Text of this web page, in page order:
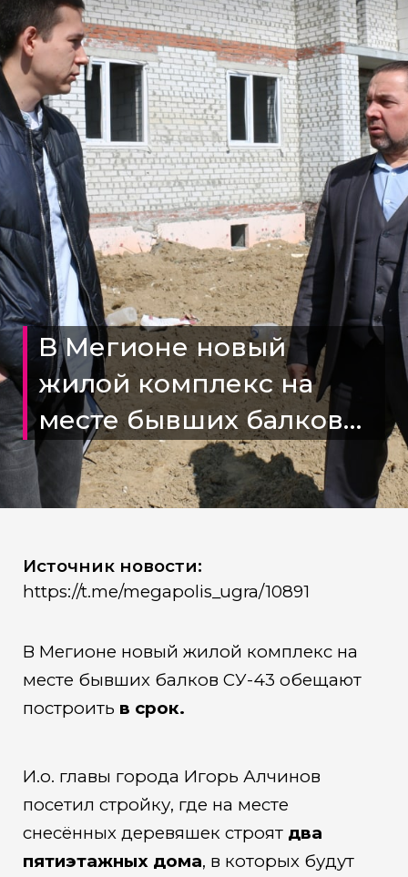
В Мегионе новый
жилой комплекс на
месте бывших балков
СУ-43 обещают
построить в срок
Источник новости:
https://t.me/megapolis_ugra/10891
В Мегионе новый жилой комплекс на
месте бывших балков СУ-43 обещают
построить в срок.
И.о. главы города Игорь Алчинов
посетил стройку, где на месте
снесённых деревяшек строят два
пятиэтажных дома, в которых будут